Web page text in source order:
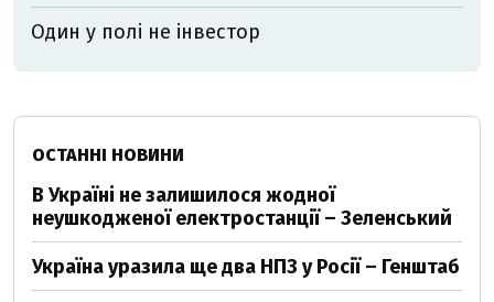
Один у полі не інвестор
ОСТАННІ НОВИНИ
В Україні не залишилося жодної
неушкодженої електростанції – Зеленський
Україна уразила ще два НПЗ у Росії – Генштаб